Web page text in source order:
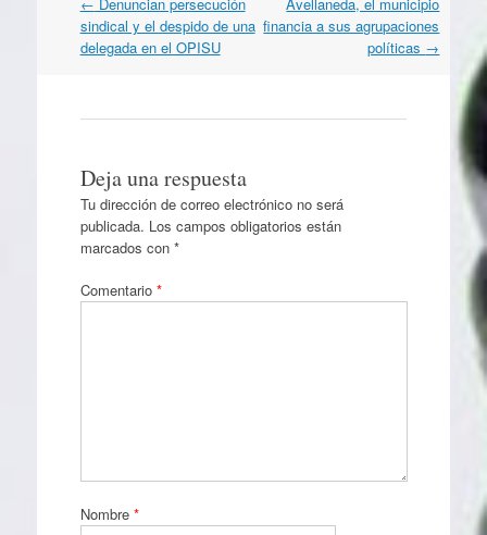
por
artículos
sindical y el despido de una
delegada en el OPISU
financia a sus agrupaciones
políticas →
Deja una respuesta
Tu dirección de correo electrónico no será
publicada. Los campos obligatorios están
marcados con *
Comentario *
Nombre *